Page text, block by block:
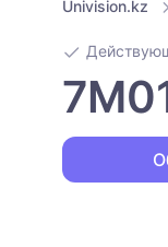
Univision.kz